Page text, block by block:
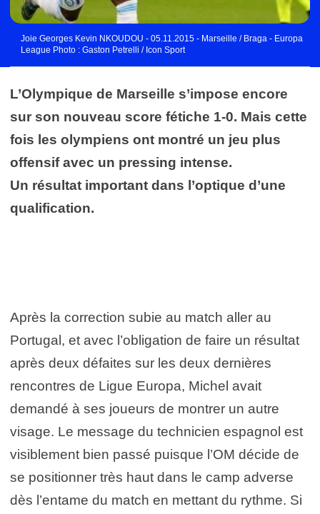
Joie Georges Kevin NKOUDOU - 05.11.2015 - Marseille / Braga - Europa
League Photo : Gaston Petrelli / Icon Sport
L’Olympique de Marseille s’impose encore
sur son nouveau score fétiche 1-0. Mais cette
fois les olympiens ont montré un jeu plus
offensif avec un pressing intense.
Un résultat important dans l’optique d’une
qualification.
Après la correction subie au match aller au
Portugal, et avec l’obligation de faire un résultat
après deux défaites sur les deux dernières
rencontres de Ligue Europa, Michel avait
demandé à ses joueurs de montrer un autre
visage. Le message du technicien espagnol est
visiblement bien passé puisque l’OM décide de
se positionner très haut dans le camp adverse
dès l’entame du match en mettant du rythme. Si